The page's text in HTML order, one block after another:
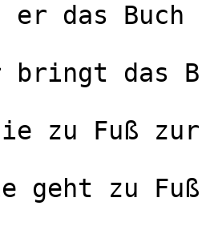
das Buch
bringt das
zu Fuß zur
geht zu